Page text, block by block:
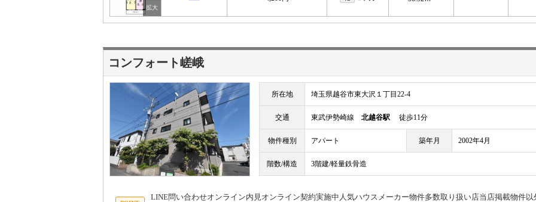
コンフォート嵯峨
所在地 埼玉県越谷市東大沢１丁目22-4
交通 東武伊勢崎線 北越谷駅 徒歩11分
物件種別 アパート 築年月 2002年4月
階数/構造 3階建/軽量鉄骨造
LINE問い合わせオンライン内見オンライン契約実施中人気ハウスメーカー物件多数取り扱い店当店掲載物件以